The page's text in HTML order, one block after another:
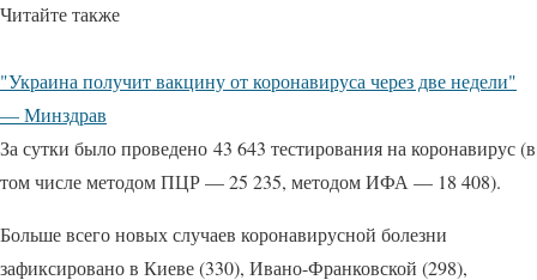
Читайте также
"Украина получит вакцину от коронавируса через две недели"
— Минздрав
За сутки было проведено 43 643 тестирования на коронавирус (в
том числе методом ПЦР — 25 235, методом ИФА — 18 408).
Больше всего новых случаев коронавирусной болезни
зафиксировано в Киеве (330), Ивано-Франковской (298),